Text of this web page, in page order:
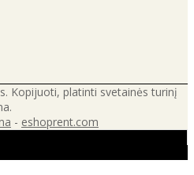
Kopijuoti, platinti svetainės turinį
- eshoprent.com